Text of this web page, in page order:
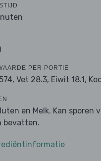
PER PORTIE
Vet 28.3, Eiwit 18.1,
en Melk. Kan sporen
bevatten.